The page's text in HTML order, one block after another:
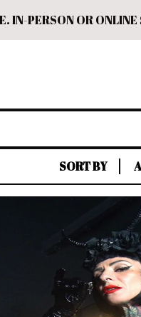
IN-PERSON OR ONLINE
SORT BY